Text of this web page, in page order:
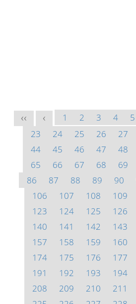
<< < 1 2 3 4 5
23
24 25 26 27
44
45 46 47 48
65
66 67 68 69
86
87 88 89 90
106
107 108 109
123
124 125 126
140
141 142 143
157
158 159 160
174
175 176 177
191
192 193 194
208
209 210 211